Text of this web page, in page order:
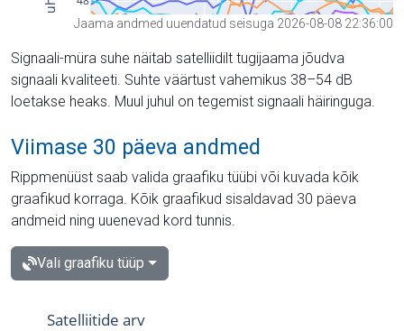
Jaama andmed uuendatud seisuga 2026-08-08 22:36:00
Signaali-müra suhe näitab satelliidilt tugijaama jõudva
signaali kvaliteeti. Suhte väärtust vahemikus 38–54 dB
loetakse heaks. Muul juhul on tegemist signaali häiringuga.
Viimase 30 päeva andmed
Rippmenüüst saab valida graafiku tüübi või kuvada kõik
graafikud korraga. Kõik graafikud sisaldavad 30 päeva
andmeid ning uuenevad kord tunnis.
Vali graafiku tüüp
Satelliitide arv